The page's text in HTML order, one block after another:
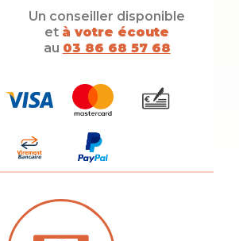
Un conseiller disponible
et à votre écoute
au 03 86 68 57 68